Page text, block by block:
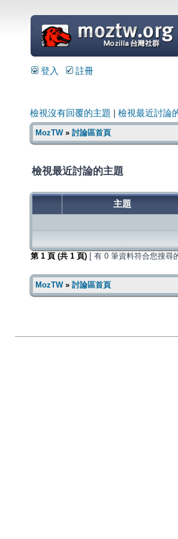
=
登入 註冊
檢視沒有回覆的主題 檢視最近討論
MozTW» 討論區首頁
檢視最近討論的主題
主題
第 1 頁 (共 1 頁) [ 有 0 筆資料符合您搜尋
MozTW» 討論區首頁